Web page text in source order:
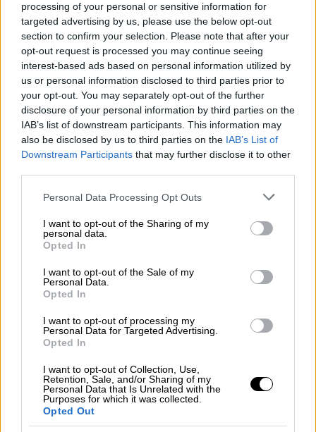
processing of your personal or sensitive information for
targeted advertising by us, please use the below opt-out
section to confirm your selection. Please note that after your
opt-out request is processed you may continue seeing
interest-based ads based on personal information utilized by
us or personal information disclosed to third parties prior to
your opt-out. You may separately opt-out of the further
disclosure of your personal information by third parties on the
IAB’s list of downstream participants. This information may
also be disclosed by us to third parties on the IAB’s List of
Downstream Participants that may further disclose it to other
Please note that this website/app uses one or more Google
not limited to your visit or usage behaviour. You may click to
grant or deny consent to Google and its third-party tags to
use your data for below specified purposes in below Google
consent section.
Personal Data Processing Opt Outs
I want to opt-out of the Sharing of my
personal data.
Opted In
I want to opt-out of the Sale of my
Personal Data.
Opted In
I want to opt-out of processing my
Personal Data for Targeted Advertising.
Opted In
I want to opt-out of Collection, Use,
Retention, Sale, and/or Sharing of my
Personal Data that Is Unrelated with the
Purposes for which it was collected.
Opted Out
Όσον αφορά τη ματαίωση, από το
Υπερταμείο, του διαγωνισμού για την
εκχώρηση του 67% τουΟργανισμού Λιμένος
Βόλου (ΟΛΒ), για το οποίο ηΟΛΘ ΑΕ είχε
αναδειχθεί προτιμητέος επενδυτής, ο κ.
Τσάρας υπενθύμισε ότι η εταιρεία έχει ήδη
προβεί σε νομικές ενέργειες και πρόσθεσε:
«συνεχίζουμε και διερευνούμε καθετί, ώστε
να δούμε αν θα προβούμε σε περαιτέρω
αστικές ή ποινικές ενέργειες».
Ο διευθύνων σύμβουλος του
ετοιμάζεται για τη δεύτερη φάση
(ανταγωνιστικός διάλογος, ώστε να
ακολουθήσει η υποβολή προσφορών) του
διαγωνισμού για τη δημιουργία logistics
center (εμπορευματικού κέντρου) στο πρώην
στρατόπεδο Γκόνου, καθώς χθες Τρίτη η
Μονάδα Συμβάσεων Στρατηγικής Σημασίας
(PPF)τουΤΑΙΠΕΔ επικύρωσε τη σχετική
λίστα (ενδιαφέρον για το έργο έχουν